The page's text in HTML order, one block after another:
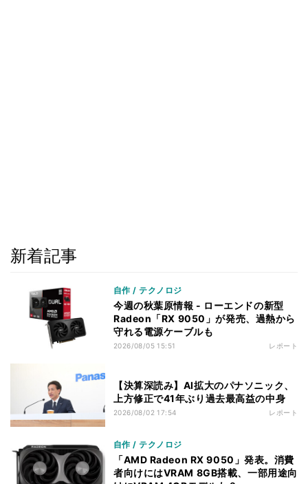
新着記事
自作 / テクノロジ
今週の秋葉原情報 - ローエンドの新型
Radeon「RX 9050」が発売、過熱から
守れる電源ケーブルも
2026/08/05 15:51 レポート
【決算深読み】AI拡大のパナソニック、
上方修正で41年ぶり過去最高益の中身
2026/08/02 17:54 レポート
自作 / テクノロジ
「AMD Radeon RX 9050」発表。消費
者向けにはVRAM 8GB搭載、一部用途向